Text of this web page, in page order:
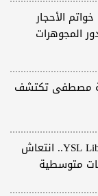
الأحجار
المجوهرات
نادية مصطفى تكتشف
عطر YSL Libre L'Eau Nue.. انتعاش
متوسطية